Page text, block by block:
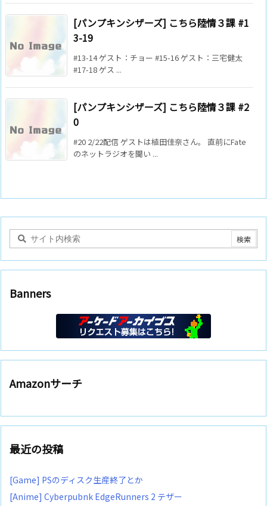
[パンプキンシザーズ] こちら陸情３課 #1
3-19
#13-14 ゲスト：チョー #15-16 ゲスト：三宅健太
#17-18 ゲス ...
[パンプキンシザーズ] こちら陸情３課 #2
0
#20 2/22配信 ゲストは植田佳奈さん。 直前にFate
のネットラジオを聞い ...
Banners
Amazonサーチ
最近の投稿
[Game] PSのディスク生産終了とか
[Anime] Cyberpubnk EdgeRunners 2 テザー